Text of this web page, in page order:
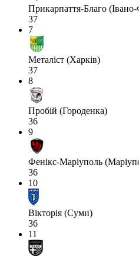
Прикарпаття-Благо
37
7
Металіст (Харків)
37
8
Пробій (Городенка)
36
9
Фенікс-Маріуполь
36
10
Вікторія (Суми)
36
11